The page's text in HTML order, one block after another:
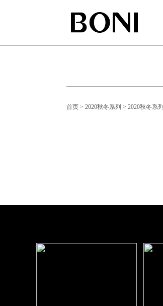
首页 > 2020秋冬系列 > 2020秋冬系列